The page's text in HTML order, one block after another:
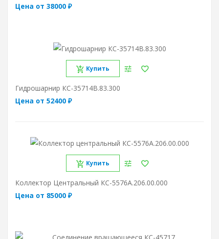
Цена от 38000 ₽
Купить
Гидрошарнир КС-35714В.83.300
Цена от 52400 ₽
Купить
Коллектор Центральный КС-5576А.206.00.000
Цена от 85000 ₽